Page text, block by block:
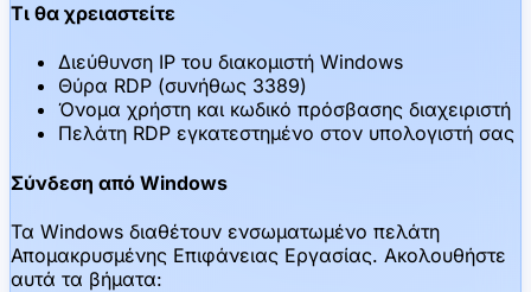
Τι θα χρειαστείτε
Διεύθυνση IP του διακομιστή Windows
Θύρα RDP (συνήθως 3389)
Όνομα χρήστη και κωδικό πρόσβασης διαχειριστή
Πελάτη RDP εγκατεστημένο στον υπολογιστή σας
Σύνδεση από Windows
Τα Windows διαθέτουν ενσωματωμένο πελάτη
Απομακρυσμένης Επιφάνειας Εργασίας. Ακολουθήστε
αυτά τα βήματα: